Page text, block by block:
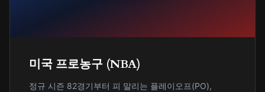
미국 프로농구 (NBA)
정규 시즌 82경기부터 피 말리는 플레이오프(PO),